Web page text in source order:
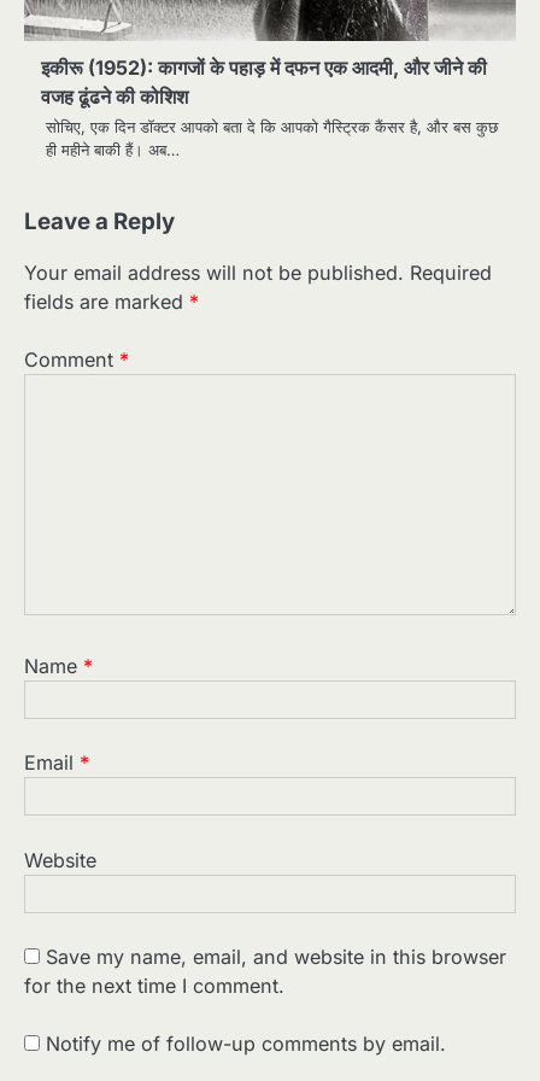
इकीरू (1952): कागजों के पहाड़ में दफन एक आदमी, और जीने की
वजह ढूंढने की कोशिश
सोचिए, एक दिन डॉक्टर आपको बता दे कि आपको गैस्ट्रिक कैंसर है, और बस कुछ
ही महीने बाकी हैं। अब…
Leave a Reply
Your email address will not be published. Required
fields are marked *
Comment *
Name *
Email *
Website
Save my name, email, and website in this browser
for the next time I comment.
Notify me of follow-up comments by email.
2
Sonaley Jain